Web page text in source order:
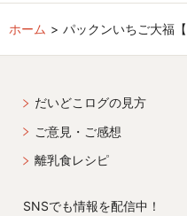
ホーム パックンいちご大福
だいどこログの見方
ご意見・ご感想
離乳食レシピ
SNSでも情報を配信中！